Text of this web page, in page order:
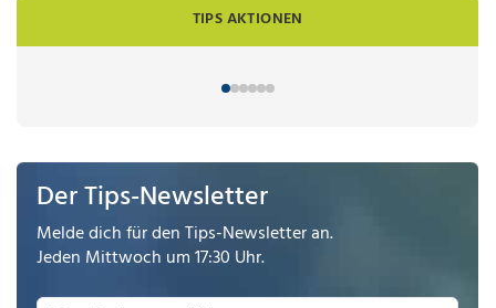
TIPS AKTIONEN
Der Tips-Newsletter
Melde dich für den Tips-Newsletter an.
Jeden Mittwoch um 17:30 Uhr.